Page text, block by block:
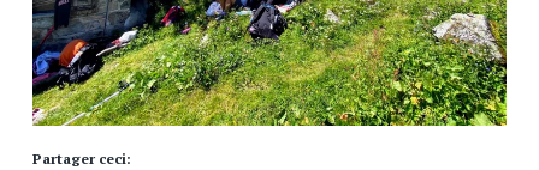
Partager ceci: